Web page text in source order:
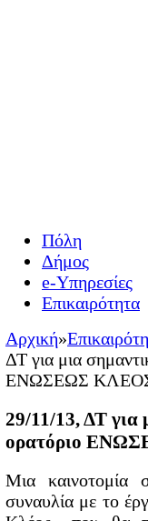
Πόλη
Δήμος
e-Υπηρεσίες
Επικαιρότητα
Αρχική»
ΔΤ για μια
ΕΝΩΣΕΩΣ
29/11/13, ΔΤ για
ορατόριο
Μια καινοτομία
συναυλία με το